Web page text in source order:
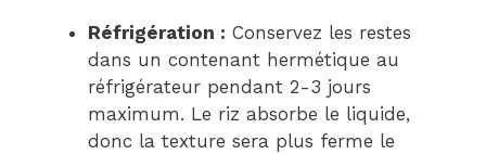
Réfrigération : Conservez les restes
dans un contenant hermétique au
réfrigérateur pendant 2-3 jours
maximum. Le riz absorbe le liquide,
donc la texture sera plus ferme le